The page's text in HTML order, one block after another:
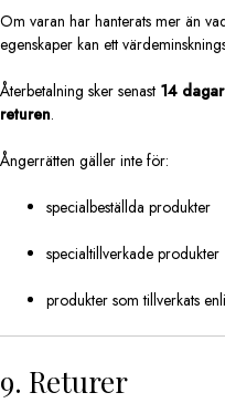
Om varan har hanterats mer än
egenskaper kan ett
Återbetalning sker senast 14
returen.
Ångerrätten gäller inte för:
specialbeställda produkter
specialtillverkade produkter
produkter som tillverkats
9. Returer